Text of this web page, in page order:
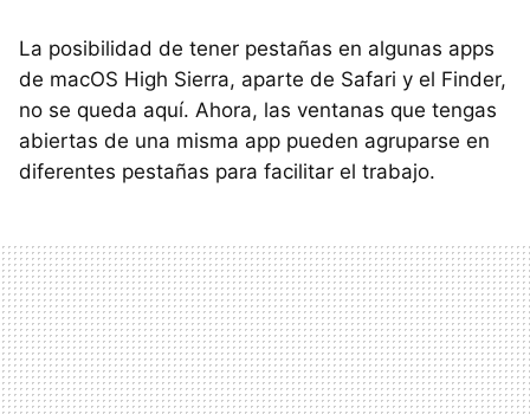
La posibilidad de tener pestañas en algunas apps
de macOS High Sierra, aparte de Safari y el Finder,
no se queda aquí. Ahora, las ventanas que tengas
abiertas de una misma app pueden agruparse en
diferentes pestañas para facilitar el trabajo.